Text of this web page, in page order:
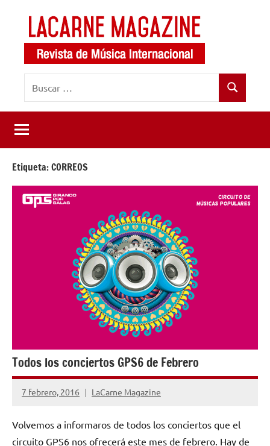
contenido
LaCarne
Magazine
de
música
internacional
Buscar
Etiqueta:CORREOS
Todos los conciertos GPS6 de Febrero
7 febrero, 2016 LaCarne Magazine
1
Volvemos a informaros de todos los conciertos que el
circuito GPS6 nos ofrecerá este mes de febrero. Hay de